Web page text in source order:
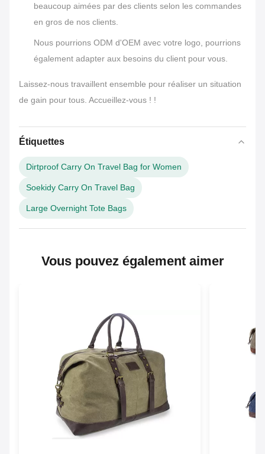
beaucoup aimées par des clients selon les commandes
en gros de nos clients.
Nous pourrions ODM d'OEM avec votre logo, pourrions
également adapter aux besoins du client pour vous.
Laissez-nous travaillent ensemble pour réaliser un situation
de gain pour tous. Accueillez-vous ! !
Étiquettes
Dirtproof Carry On Travel Bag for Women
Soekidy Carry On Travel Bag
Large Overnight Tote Bags
Vous pouvez également aimer